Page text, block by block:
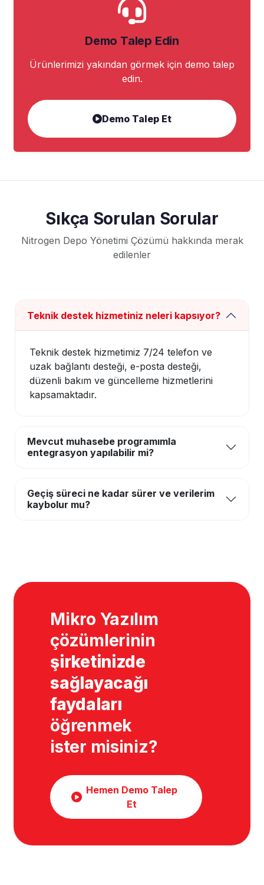
Demo Talep Edin
Ürünlerimizi yakından görmek için demo talep
edin.
Demo Talep Et
Sıkça Sorulan Sorular
Nitrogen Depo Yönetimi Çözümü hakkında merak
edilenler
Teknik destek hizmetiniz neleri kapsıyor?
Teknik destek hizmetimiz 7/24 telefon ve
uzak bağlantı desteği, e-posta desteği,
düzenli bakım ve güncelleme hizmetlerini
kapsamaktadır.
Mevcut muhasebe programımla
entegrasyon yapılabilir mi?
Geçiş süreci ne kadar sürer ve verilerim
kaybolur mu?
Mikro Yazılım
çözümlerinin
şirketinizde
sağlayacağı
faydaları
öğrenmek
ister misiniz?
Hemen Demo Talep
Et